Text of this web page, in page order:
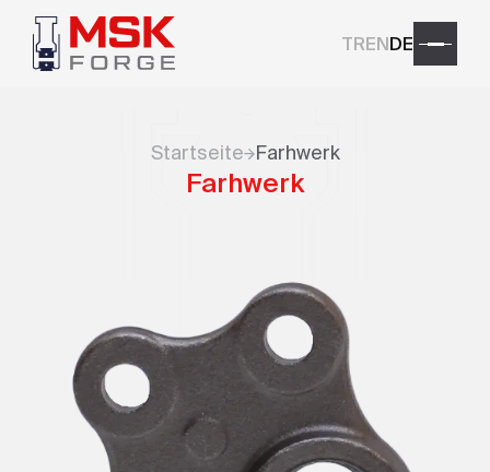
TRENDE
Startseite Farhwerk
Farhwerk